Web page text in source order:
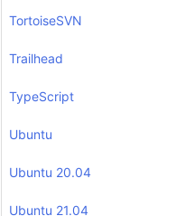
TortoiseSVN
Trailhead
TypeScript
Ubuntu
Ubuntu 20.04
Ubuntu 21.04